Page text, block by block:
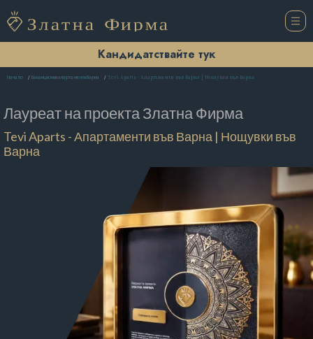
Кандидатствайте тук
Начало Ваканционни апартаменти Варна Tevi Aparts - Апартаменти във Варна | Нощувки във Варна
Лауреат на проектаЗлатна Фирма
Tevi Aparts - Апартаменти във Варна | Нощувки във
Варна